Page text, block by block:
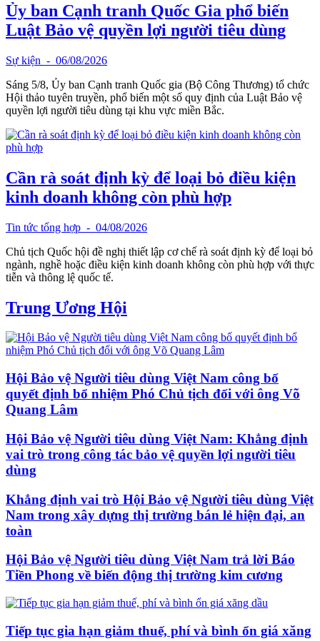
Ủy ban Cạnh tranh Quốc Gia phổ biến
Luật Bảo vệ quyền lợi người tiêu dùng
Sự kiện - 06/08/2026
Sáng 5/8, Ủy ban Cạnh tranh Quốc gia (Bộ Công Thương) tổ chức
Hội thảo tuyên truyền, phổ biến một số quy định của Luật Bảo vệ
quyền lợi người tiêu dùng tại khu vực miền Bắc.
Cần rà soát định kỳ để loại bỏ điều kiện
kinh doanh không còn phù hợp
Tin tức tổng hợp - 04/08/2026
Chủ tịch Quốc hội đề nghị thiết lập cơ chế rà soát định kỳ để loại bỏ
ngành, nghề hoặc điều kiện kinh doanh không còn phù hợp với thực
tiễn và thông lệ quốc tế.
Trung Ương Hội
Hội Bảo vệ Người tiêu dùng Việt Nam công bố
quyết định bổ nhiệm Phó Chủ tịch đối với ông Võ
Quang Lâm
Hội Bảo vệ Người tiêu dùng Việt Nam: Khẳng định
vai trò trong công tác bảo vệ quyền lợi người tiêu
dùng
Khẳng định vai trò Hội Bảo vệ Người tiêu dùng Việt
Nam trong xây dựng thị trường bán lẻ hiện đại, an
toàn
Hội Bảo vệ Người tiêu dùng Việt Nam trả lời Báo
Tiền Phong về biến động thị trường kim cương
Tiếp tục gia hạn giảm thuế, phí và bình ổn giá xăng